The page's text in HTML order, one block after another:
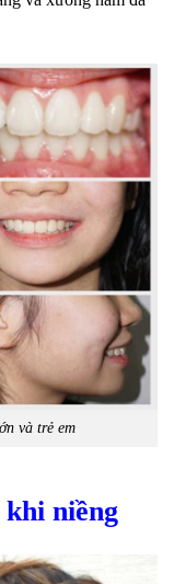
và trẻ em
niềng